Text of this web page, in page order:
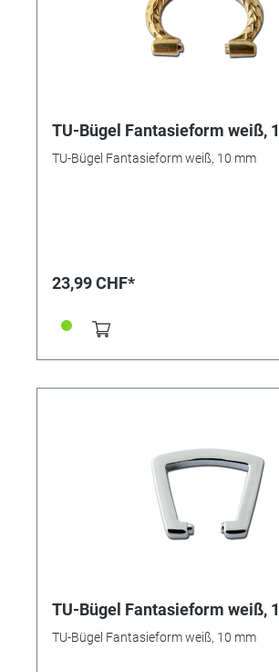
TU-Bügel Fantasieform weiß,
TU-Bügel Fantasieform weiß, 10 mm
23,99 CHF*
TU-Bügel Fantasieform weiß,
TU-Bügel Fantasieform weiß, 10 mm